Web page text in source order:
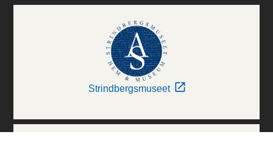
Strindbergsmuseet